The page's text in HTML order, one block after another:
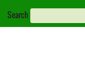
Search